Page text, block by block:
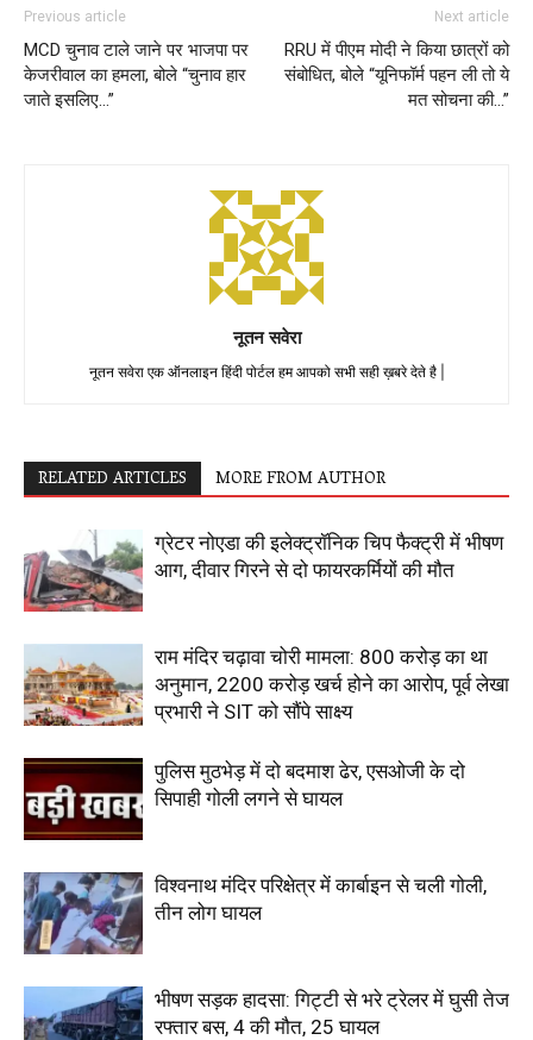
Previous article
MCD चुनाव टाले जाने पर भाजपा पर
केजरीवाल का हमला, बोले “चुनाव हार
जाते इसलिए…”
Next article
RRU में पीएम मोदी ने किया छात्रों को
संबोधित, बोले “यूनिफॉर्म पहन ली तो ये
मत सोचना की…”
नूतन सवेरा
नूतन सवेरा एक ऑनलाइन हिंदी पोर्टल हम आपको सभी सही ख़बरे देते है |
RELATED ARTICLES MORE FROM AUTHOR
ग्रेटर नोएडा की इलेक्ट्रॉनिक चिप फैक्ट्री में भीषण
आग, दीवार गिरने से दो फायरकर्मियों की मौत
राम मंदिर चढ़ावा चोरी मामला: 800 करोड़ का था
अनुमान, 2200 करोड़ खर्च होने का आरोप, पूर्व लेखा
प्रभारी ने SIT को सौंपे साक्ष्य
पुलिस मुठभेड़ में दो बदमाश ढेर, एसओजी के दो
सिपाही गोली लगने से घायल
विश्वनाथ मंदिर परिक्षेत्र में कार्बाइन से चली गोली,
तीन लोग घायल
भीषण सड़क हादसा: गिट्टी से भरे ट्रेलर में घुसी तेज
रफ्तार बस, 4 की मौत, 25 घायल